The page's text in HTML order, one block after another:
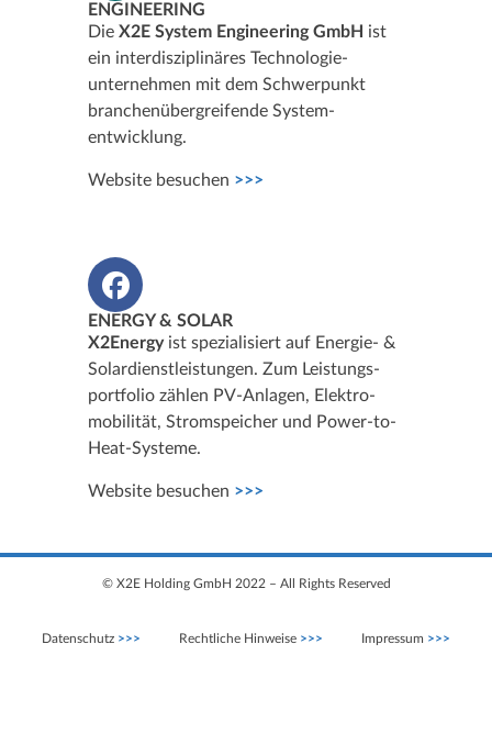
ENGINEERING
Die X2E System Engineering GmbH ist
ein interdisziplinäres Technologie­
unternehmen mit dem Schwerpunkt
branchen­übergreifende System­
entwicklung.
Website besuchen >>>
ENERGY & SOLAR
X2Energyist spezialisiert auf Energie- &
Solardienstleistungen. Zum Leistungs­
portfolio zählen PV-Anlagen, Elektro­
mobilität, Stromspeicher und Power-to-
Heat-Systeme.
Website besuchen >>>
© X2E Holding GmbH 2022 – All Rights Reserved
Datenschutz >>> Rechtliche Hinweise >>> Impressum >>>